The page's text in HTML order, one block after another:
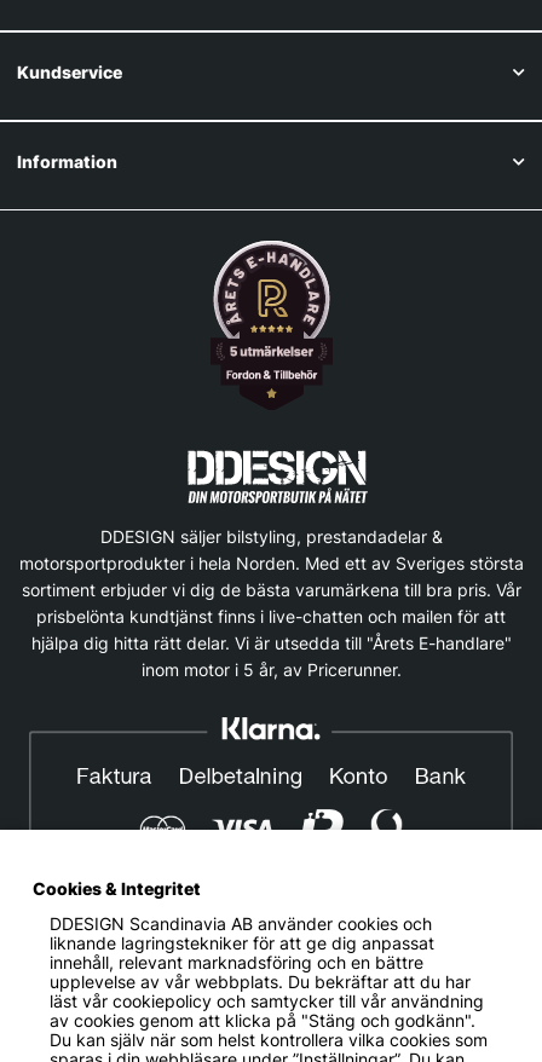
Kundservice
Information
DDESIGN säljer bilstyling, prestandadelar &
motorsportprodukter i hela Norden. Med ett av Sveriges största
sortiment erbjuder vi dig de bästa varumärkena till bra pris. Vår
prisbelönta kundtjänst finns i live-chatten och mailen för att
hjälpa dig hitta rätt delar. Vi är utsedda till "Årets E-handlare"
inom motor i 5 år, av Pricerunner.
© DDESIGN. Alla rättigheter reserverade.
Om oss|Privacy policy|Cookiepolicy|Köp- och
leveransvillkor
Telefonnummer: 019-507 40 01
Cookies & Integritet
DDESIGN Scandinavia ABanvänder cookies och
liknande lagringstekniker för att ge dig anpassat
innehåll, relevant marknadsföring och en bättre
upplevelse av vår webbplats. Du bekräftar att du har
läst vår cookiepolicy och samtycker till vår användning
av cookies genom att klicka på "Stäng och godkänn".
Du kan själv när som helst kontrollera vilka cookies som